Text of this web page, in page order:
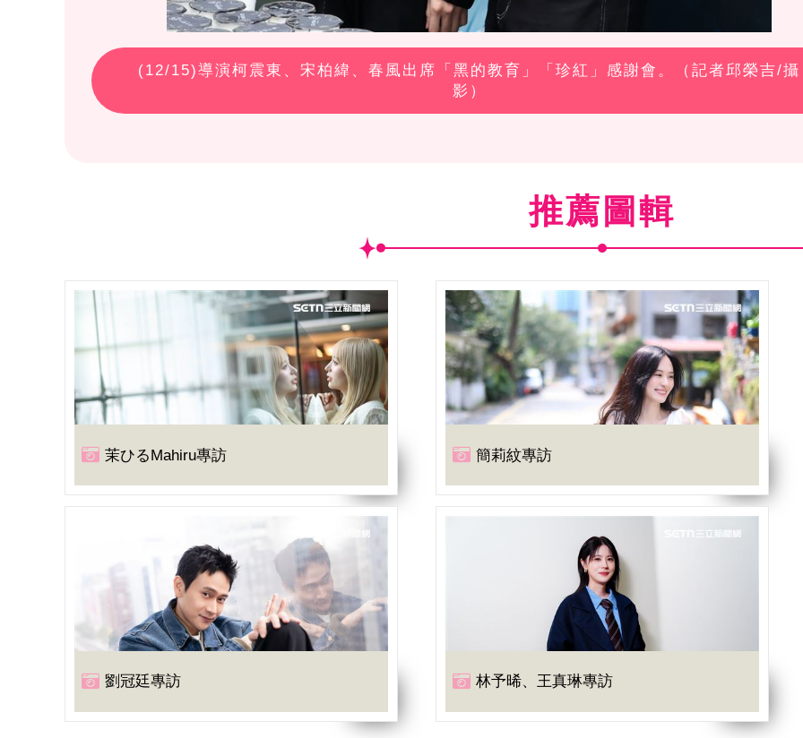
(12/15)導演柯震東、宋柏緯、春風出席「黑的教育」「珍紅」感謝會。（記者邱榮吉/攝
影）
推薦圖輯
茉ひるMahiru專訪 簡莉紋專訪
劉冠廷專訪 林予晞、王真琳專訪